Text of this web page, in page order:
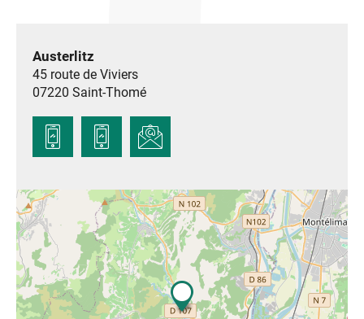
Austerlitz
45 route de Viviers
07220 Saint-Thomé